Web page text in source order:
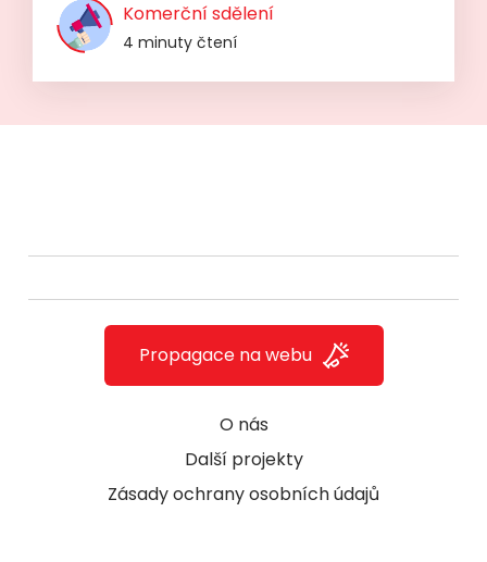
Komerční sdělení
4 minuty čtení
O nás
Další projekty
Zásady ochrany osobních údajů
Propagace na webu